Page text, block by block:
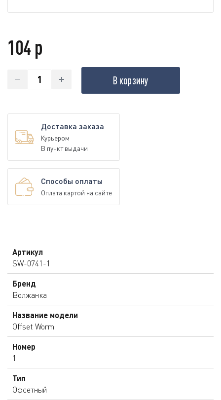
104 р
В корзину
Доставка заказа
Курьером
В пункт выдачи
Способы оплаты
Оплата картой на сайте
Артикул
SW-0741-1
Бренд
Волжанка
Название модели
Offset Worm
Номер
1
Тип
Офсетный